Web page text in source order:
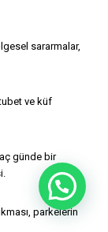
sararmalar,
ve küf
günde bir
parkelerin